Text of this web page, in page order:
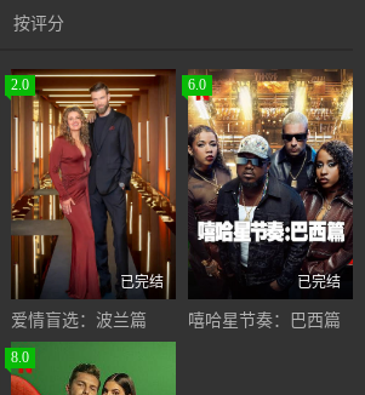
按评分
2.0
已完结
爱情盲选：波兰篇
6.0
已完结
嘻哈星节奏：巴西篇
8.0